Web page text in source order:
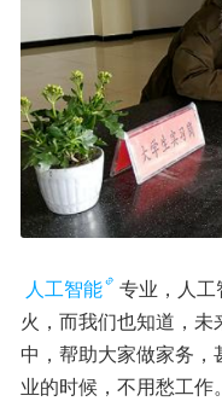
人工智能
专业，人
火，而我们也知道，
中，帮助大家做家务
业的时候，不用愁工作。